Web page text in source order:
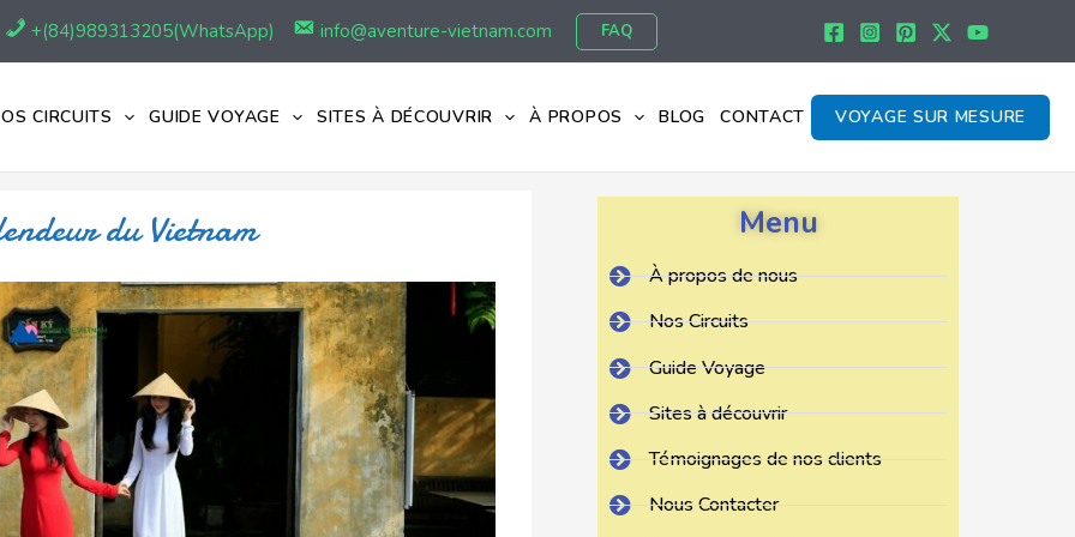
+(84)989313205(WhatsApp) info@aventure-vietnam.com FAQ
CIRCUITS GUIDE VOYAGE SITES À DÉCOUVRIR À PROPOS BLOG CONTACT VOYAGE SUR MESURE
du Vietnam Menu
À propos de nous
Nos Circuits
Guide Voyage
Sites à découvrir
Témoignages de nos clients
Nous Contacter